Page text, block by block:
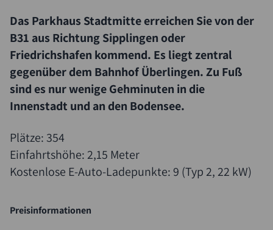
Das Parkhaus Stadtmitte erreichen Sie von der
B31 aus Richtung Sipplingen oder
Friedrichshafen kommend. Es liegt zentral
gegenüber dem Bahnhof Überlingen. Zu Fuß
sind es nur wenige Gehminuten in die
Innenstadt und an den Bodensee.
Plätze: 354
Einfahrtshöhe: 2,15 Meter
Kostenlose E-Auto-Ladepunkte: 9 (Typ 2, 22 kW)
Preisinformationen